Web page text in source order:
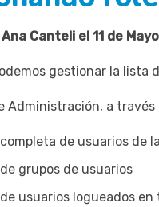
Canteli el 11 de
gestionar la
Administración, a
de usuarios de
grupos de usuarios
usuarios logueados